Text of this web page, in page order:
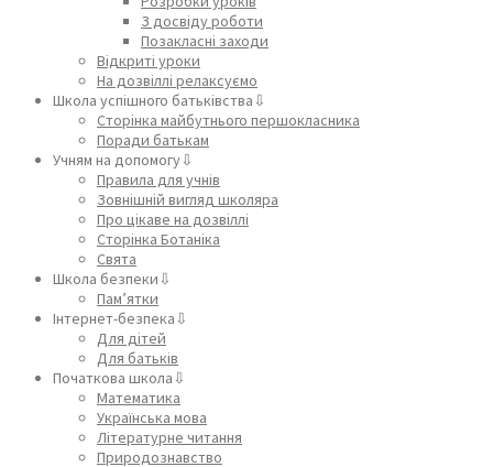
З досвіду роботи
Позакласні заходи
Відкриті уроки
На дозвіллі релаксуємо
Школа успішного батьківства⇩
Сторінка майбутнього першокласника
Поради батькам
Учням на допомогу⇩
Правила для учнів
Зовнішній вигляд школяра
Про цікаве на дозвіллі
Сторінка Ботаніка
Свята
Школа безпеки⇩
Пам’ятки
Інтернет-безпека⇩
Для дітей
Для батьків
Початкова школа⇩
Математика
Українська мова
Літературне читання
Природознавство